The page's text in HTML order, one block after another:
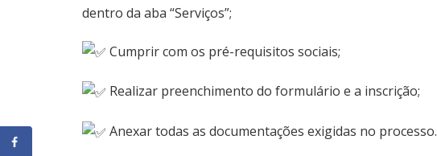
dentro da aba “Serviços”;
Cumprir com os pré-requisitos sociais;
Realizar preenchimento do formulário e a inscrição;
Anexar todas as documentações exigidas no processo.